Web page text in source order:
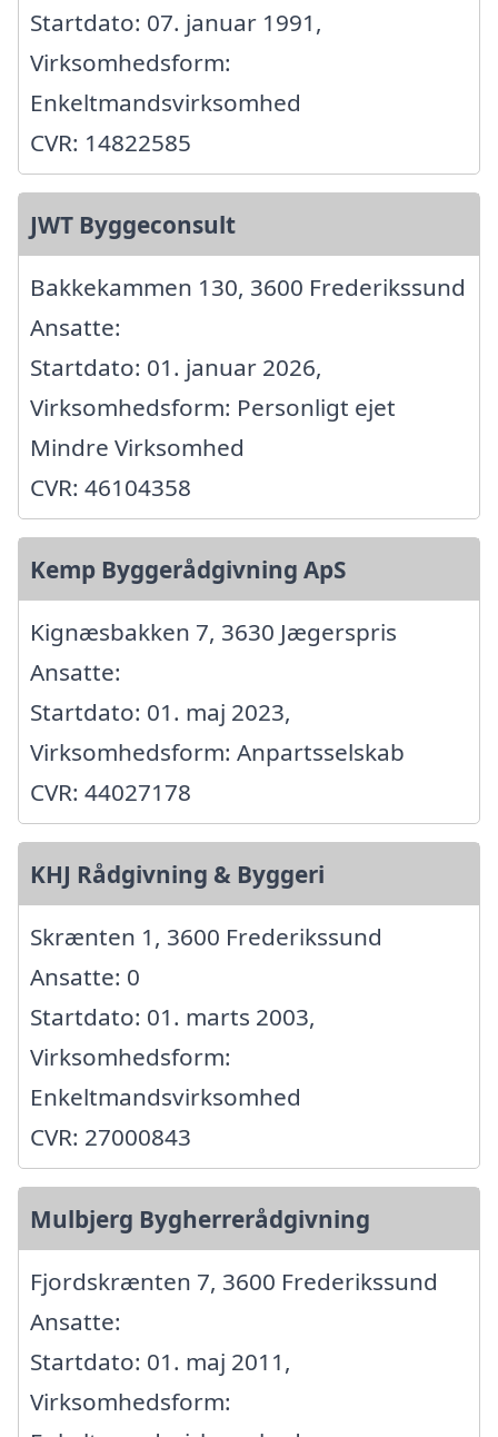
Startdato: 07. januar 1991,
Virksomhedsform:
Enkeltmandsvirksomhed
CVR: 14822585
JWT Byggeconsult
Bakkekammen 130, 3600 Frederikssund
Ansatte:
Startdato: 01. januar 2026,
Virksomhedsform: Personligt ejet
Mindre Virksomhed
CVR: 46104358
Kemp Byggerådgivning ApS
Kignæsbakken 7, 3630 Jægerspris
Ansatte:
Startdato: 01. maj 2023,
Virksomhedsform: Anpartsselskab
CVR: 44027178
KHJ Rådgivning & Byggeri
Skrænten 1, 3600 Frederikssund
Ansatte: 0
Startdato: 01. marts 2003,
Virksomhedsform:
Enkeltmandsvirksomhed
CVR: 27000843
Mulbjerg Bygherrerådgivning
Fjordskrænten 7, 3600 Frederikssund
Ansatte:
Startdato: 01. maj 2011,
Virksomhedsform: